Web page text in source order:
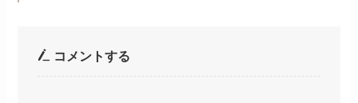
コメントする